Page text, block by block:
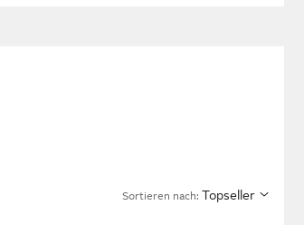
Sortieren nach: Topseller